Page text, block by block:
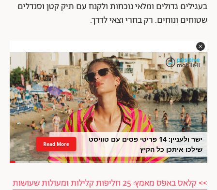
בעגילים גדולים ומלאי נוכחות ולקנח עם תיק קטן וסנדלים
שטוחים ונוחים. רק בחרי וצאי לדרך.
ישר ולעניין: 14 פריטי פסים עם טוויסט
שילכו איתכן כל הקיץ
Read More
>> קלאס באפס מאמץ: 25 חליפות קלילות ומעולות שעושות